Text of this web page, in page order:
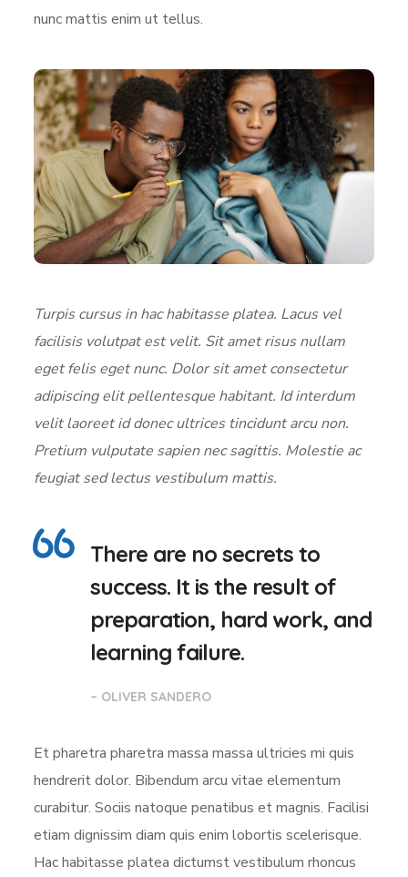
nunc mattis enim ut tellus.
Turpis cursus in hac habitasse platea. Lacus vel
facilisis volutpat est velit. Sit amet risus nullam
eget felis eget nunc. Dolor sit amet consectetur
adipiscing elit pellentesque habitant. Id interdum
velit laoreet id donec ultrices tincidunt arcu non.
Pretium vulputate sapien nec sagittis. Molestie ac
feugiat sed lectus vestibulum mattis.
There are no secrets to
success. It is the result of
preparation, hard work, and
learning failure.
– OLIVER SANDERO
Et pharetra pharetra massa massa ultricies mi quis
hendrerit dolor. Bibendum arcu vitae elementum
curabitur. Sociis natoque penatibus et magnis. Facilisi
etiam dignissim diam quis enim lobortis scelerisque.
Hac habitasse platea dictumst vestibulum rhoncus